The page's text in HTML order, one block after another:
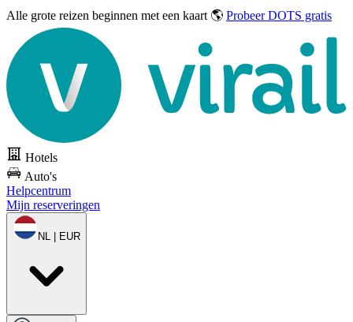
Alle grote reizen beginnen met een kaart 🌎 Probeer DOTS gratis
Hotels
Auto's
Helpcentrum
Mijn reserveringen
NL | EUR